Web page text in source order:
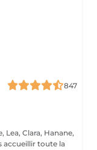
847
Lea, Clara, Hanane,
accueillir toute la